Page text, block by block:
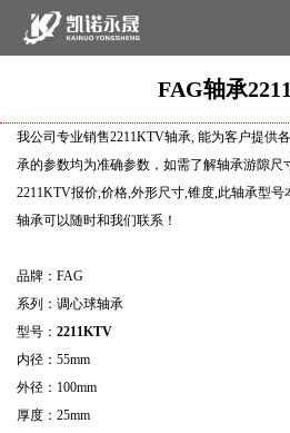
FAG轴承
我公司专业销售2211KTV轴承, 能为客户提供
承的参数均为准确参数，如需了解轴承游隙尺
2211KTV报价,价格,外形尺寸,锥度,此轴承型
轴承可以随时和我们联系！
品牌：FAG
系列：调心球轴承
型号： 2211KTV
内径：55mm
外径：100mm
厚度：25mm